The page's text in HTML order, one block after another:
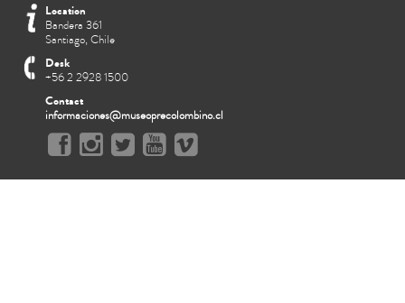
Location
Bandera 361
Santiago, Chile
Desk
+56 2 2928 1500
Contact
informaciones@museoprecolombino.cl